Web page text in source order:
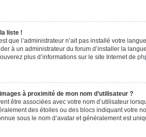
liste !
que l’administrateur n’ait pas installé votre
à un administrateur du forum d’installer la
plus d’informations sur le site Internet de
à proximité de mon nom d’utilisateur ?
être associées avec votre nom d’utilisateur
des étoiles ou des blocs indiquant votre
sous le nom d’avatar et généralement est